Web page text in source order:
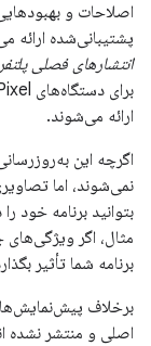
اصلاحات و
پشتیبانی‌شده
انتشارهای فصلی
برای دستگاه‌های Google Pixel به عنوان بخشی از
ارائه می‌شوند.
بتوانید برنامه خود
مثال، اگر
برنامه شما تأثیر
برخلاف
اصلی و منتشر نشده